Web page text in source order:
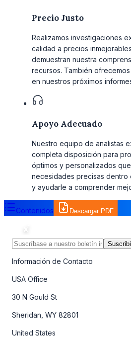
Precio Justo
Realizamos investigaciones
calidad a precios
demuestran nuestra
recursos. También
en nuestros próximos
Apoyo Adecuado
Nuestro equipo de analistas
completa disposición para
óptimos y personalizados
necesidades precisas
y ayudarle a comprender
Contenidos Descargar PDF
Información de Contacto
USA Office
30 N Gould St
Sheridan, WY 82801
United States